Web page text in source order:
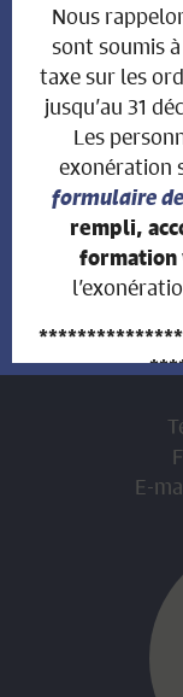
E-
Nous
sont soumis
taxe sur les
jusqu’au 31
Les
exonération
formulaire
rempli,
formation
BIEN
Nous